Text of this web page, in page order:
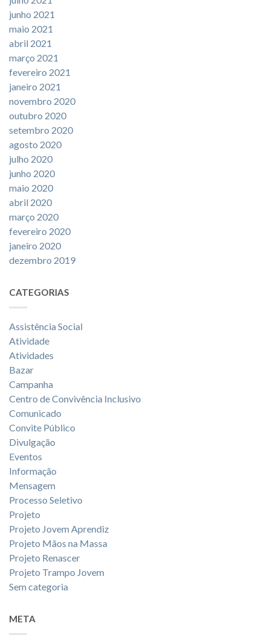
junho 2021
maio 2021
abril 2021
março 2021
fevereiro 2021
janeiro 2021
novembro 2020
outubro 2020
setembro 2020
agosto 2020
julho 2020
junho 2020
maio 2020
abril 2020
março 2020
fevereiro 2020
janeiro 2020
dezembro 2019
CATEGORIAS
Assistência Social
Atividade
Atividades
Bazar
Campanha
Centro de Convivência Inclusivo
Comunicado
Convite Público
Divulgação
Eventos
Informação
Mensagem
Processo Seletivo
Projeto
Projeto Jovem Aprendiz
Projeto Mãos na Massa
Projeto Renascer
Projeto Trampo Jovem
Sem categoria
META